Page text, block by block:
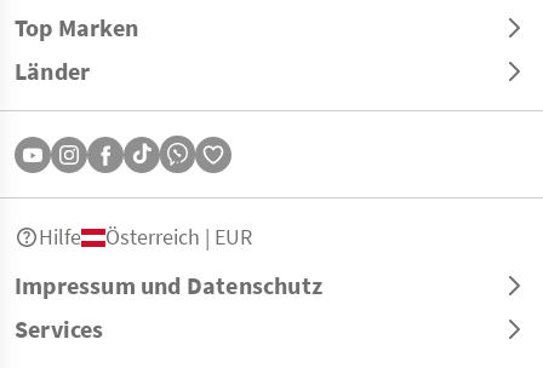
Top Marken
Länder
Impressum und Datenschutz
Services
Hilfe Österreich | EUR